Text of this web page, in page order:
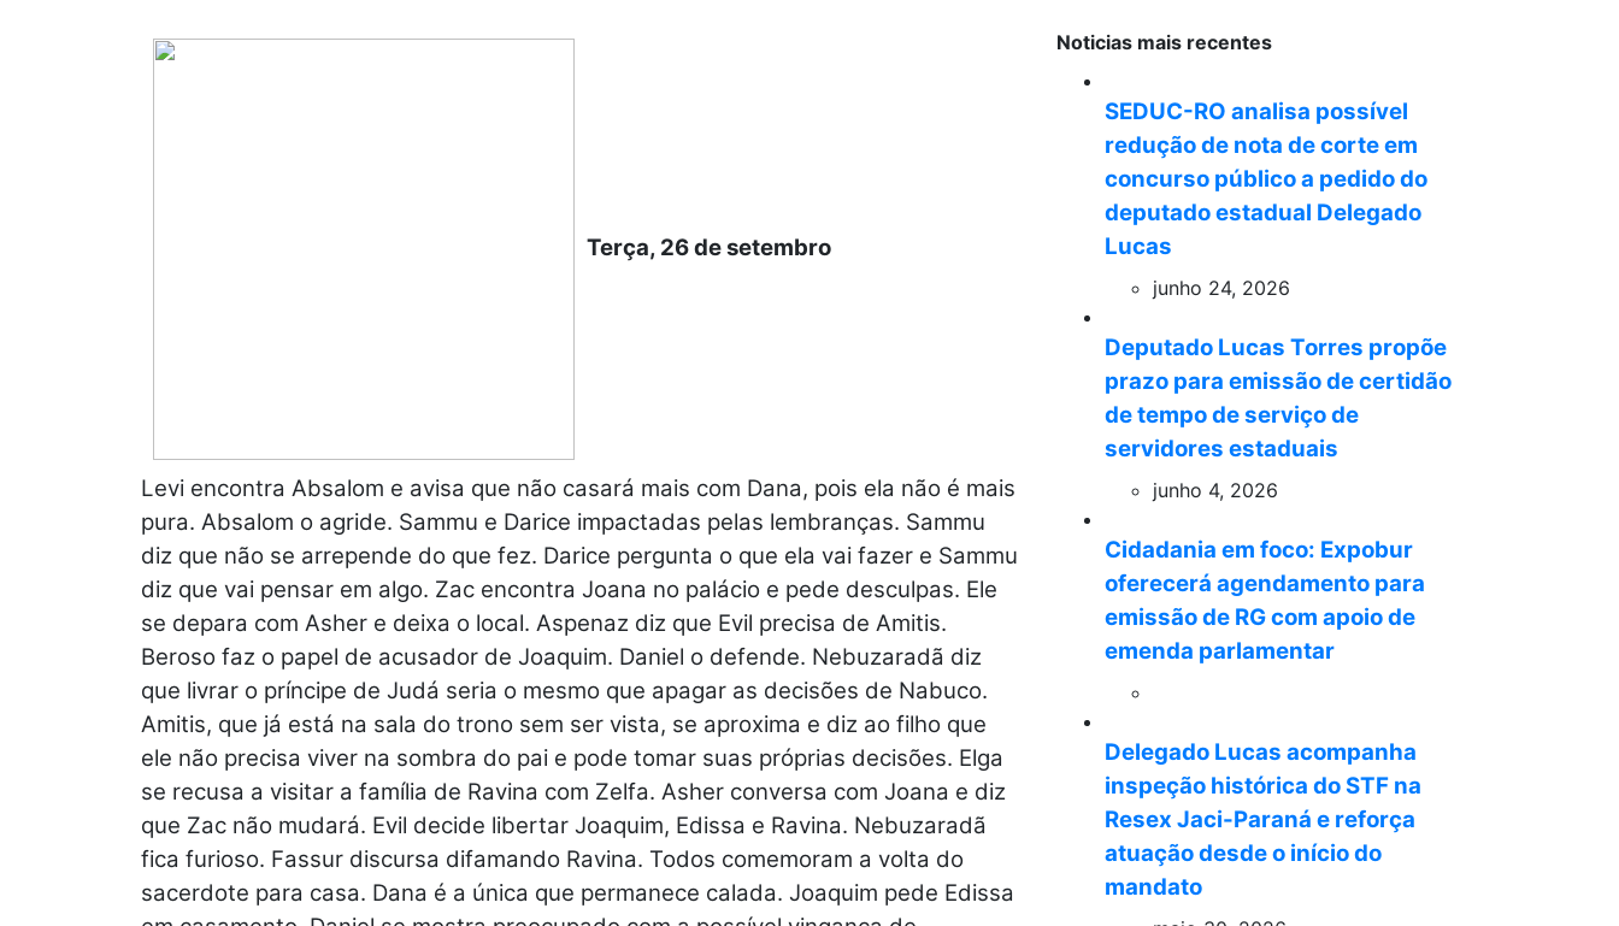
Terça, 26 de setembro
Levi encontra Absalom e avisa que não casará mais com Dana, pois ela não é mais
pura. Absalom o agride. Sammu e Darice impactadas pelas lembranças. Sammu
diz que não se arrepende do que fez. Darice pergunta o que ela vai fazer e Sammu
diz que vai pensar em algo. Zac encontra Joana no palácio e pede desculpas. Ele
se depara com Asher e deixa o local. Aspenaz diz que Evil precisa de Amitis.
Beroso faz o papel de acusador de Joaquim. Daniel o defende. Nebuzaradã diz
que livrar o príncipe de Judá seria o mesmo que apagar as decisões de Nabuco.
Amitis, que já está na sala do trono sem ser vista, se aproxima e diz ao filho que
ele não precisa viver na sombra do pai e pode tomar suas próprias decisões. Elga
se recusa a visitar a família de Ravina com Zelfa. Asher conversa com Joana e diz
que Zac não mudará. Evil decide libertar Joaquim, Edissa e Ravina. Nebuzaradã
fica furioso. Fassur discursa difamando Ravina. Todos comemoram a volta do
sacerdote para casa. Dana é a única que permanece calada. Joaquim pede Edissa
Noticias mais recentes
SEDUC-RO analisa possível
redução de nota de corte em
concurso público a pedido do
deputado estadual Delegado
Lucas
junho 24, 2026
Deputado Lucas Torres propõe
prazo para emissão de certidão
de tempo de serviço de
servidores estaduais
junho 4, 2026
Cidadania em foco: Expobur
oferecerá agendamento para
emissão de RG com apoio de
emenda parlamentar
Delegado Lucas acompanha
inspeção histórica do STF na
Resex Jaci-Paraná e reforça
atuação desde o início do
mandato